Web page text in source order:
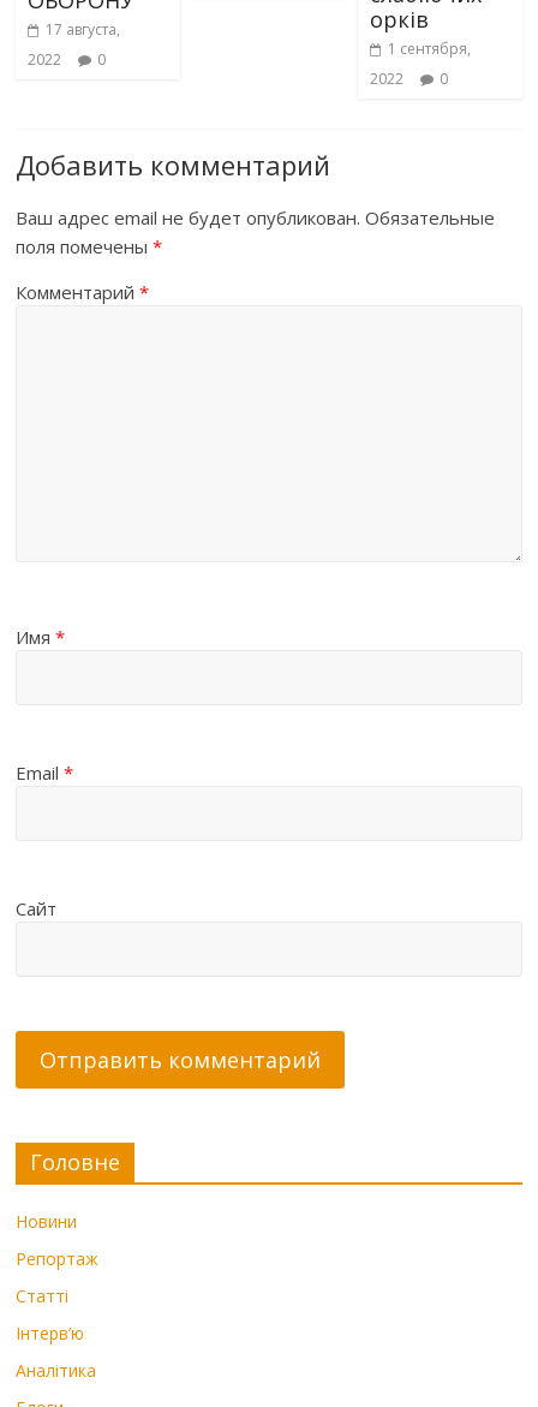
17 августа,
2022
0
орків
1 сентября,
2022
0
Добавить комментарий
Ваш адрес email не будет опубликован. Обязательные
поля помечены*
Комментарий*
Имя*
Email*
Сайт
Головне
Новини
Репортаж
Статті
Інтерв’ю
Аналітика